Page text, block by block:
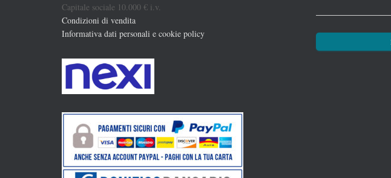
Capitale sociale 10.000 € i.v.
Condizioni di vendita
Informativa dati personali e cookie policy